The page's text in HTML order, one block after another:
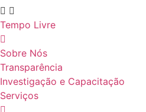
Tempo Livre
Sobre Nós
Transparência
Investigação e Capacitação
Serviços